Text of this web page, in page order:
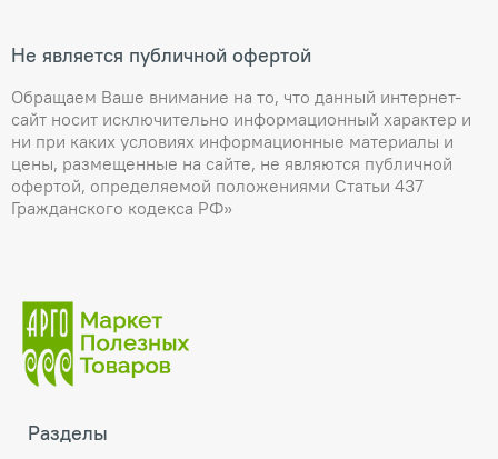
Не является публичной офертой
Обращаем Ваше внимание на то, что данный интернет-
сайт носит исключительно информационный характер и
ни при каких условиях информационные материалы и
цены, размещенные на сайте, не являются публичной
офертой, определяемой положениями Статьи 437
Гражданского кодекса РФ»
Разделы